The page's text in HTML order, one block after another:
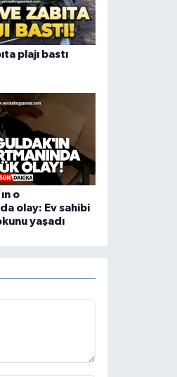
plajı bastı
o
olay: Ev sahibi
yaşadı